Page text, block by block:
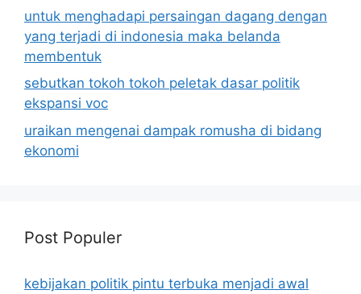
untuk menghadapi persaingan dagang dengan
yang terjadi di indonesia maka belanda
membentuk
sebutkan tokoh tokoh peletak dasar politik
ekspansi voc
uraikan mengenai dampak romusha di bidang
ekonomi
Post Populer
kebijakan politik pintu terbuka menjadi awal